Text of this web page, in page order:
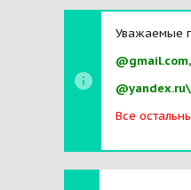
Уважаемые
Все